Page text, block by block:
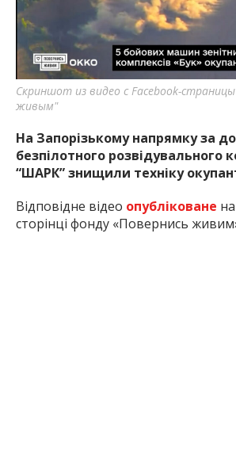
найважливішу
міста
Скриншот из видео с Facebook-
живым"
На Запорізькому напрямку за
безпілотного розвідувального
“ШАРК” знищили техніку
Відповідне відео опубліковане
сторінці фонду «Повернись